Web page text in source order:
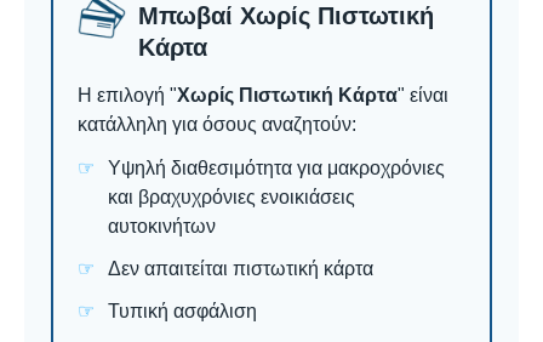
Μπωβαί Χωρίς Πιστωτική
Κάρτα
Η επιλογή "Χωρίς Πιστωτική Κάρτα" είναι
κατάλληλη για όσους αναζητούν:
Υψηλή διαθεσιμότητα για μακροχρόνιες
και βραχυχρόνιες ενοικιάσεις
αυτοκινήτων
Δεν απαιτείται πιστωτική κάρτα
Τυπική ασφάλιση